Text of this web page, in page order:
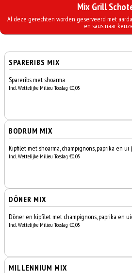
Mix Grill
Al deze gerechten worden geserveerd met
en saus naar
SPARERIBS MIX
Spareribs met shoarma
Incl. Wettelijke Milieu Toeslag €0,05
BODRUM MIX
Kipfilet met shoarma, champignons, paprika en
Incl. Wettelijke Milieu Toeslag €0,05
DÖNER MIX
Döner en kipfilet met champignons, paprika en
Incl. Wettelijke Milieu Toeslag €0,05
MILLENNIUM MIX